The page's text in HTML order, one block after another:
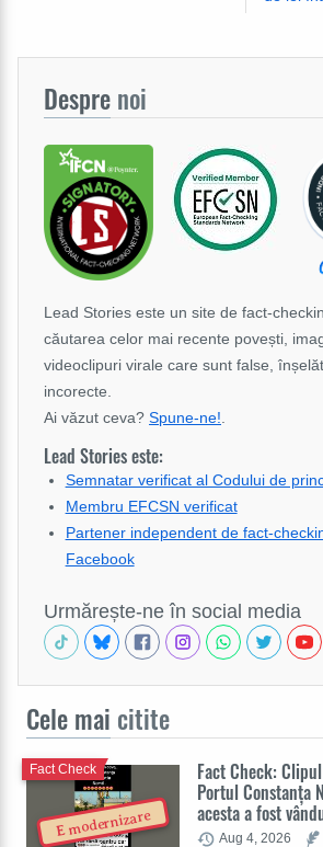
Despre noi
Lead Stories este un site de fact-
căutarea celor mai recente povești,
videoclipuri virale care sunt false,
incorecte.
Ai văzut ceva? Spune-ne!.
Lead Stories este:
Semnatar verificat al Codului de
Membru EFCSN verificat
Partener independent de fact-
Facebook
Urmărește-ne în social media
Cele mai citite
E modernizare
Fact Check:
Portul Constanța
acesta a fost
Fact Check
Aug 4, 2026